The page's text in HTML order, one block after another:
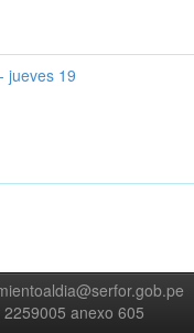
jueves 19
anexo 605